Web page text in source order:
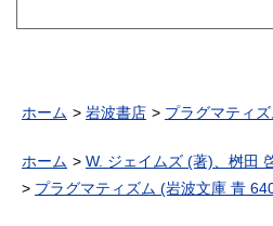
ホーム 岩波書店 プラグマティ
ホーム
W. ジェイムズ (著)、桝田
プラグマティズム (岩波文庫 青